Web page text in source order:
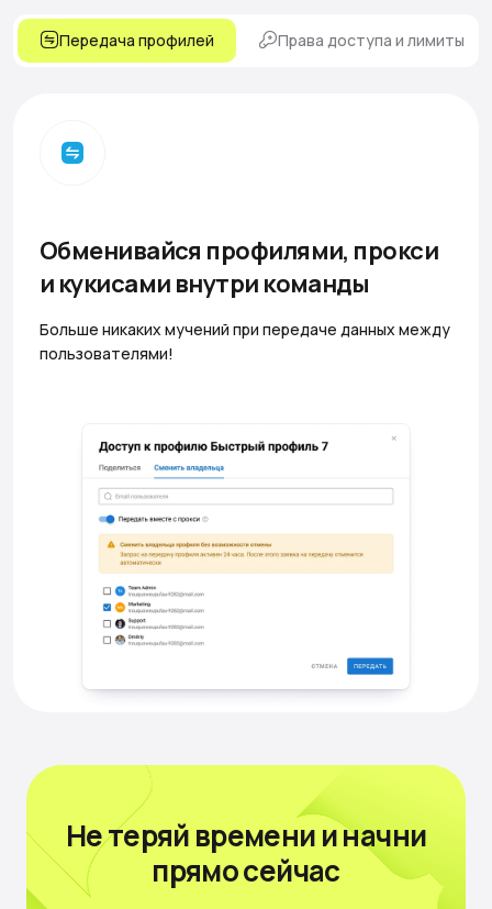
Передача профилей Права доступа и лимиты
Обменивайся профилями, прокси
и кукисами внутри команды
Больше никаких мучений при передаче данных между
пользователями!
Не теряй времении начни
прямо сейчас